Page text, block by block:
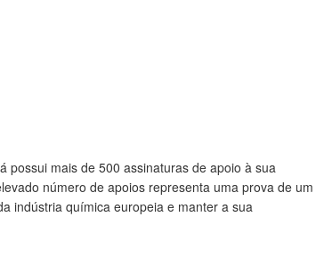
possui mais de 500 assinaturas de apoio à sua
número de apoios representa uma prova de um
indústria química europeia e manter a sua